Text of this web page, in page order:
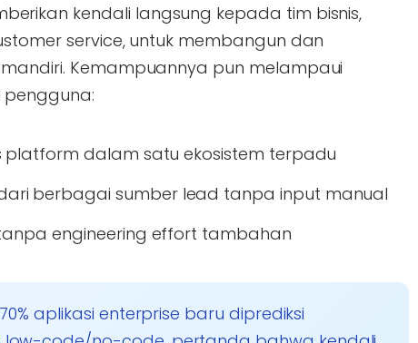
kendali langsung kepada tim bisnis,
service, untuk membangun dan
Kemampuannya pun melampaui
platform dalam satu ekosistem terpadu
berbagai sumber lead tanpa input manual
engineering effort tambahan
aplikasi enterprise baru diprediksi